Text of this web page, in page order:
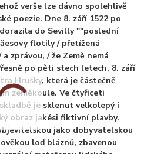
verše lze dávno spolehlivě
poezie. Dne 8. září 1522 po
do Sevilly ""poslední
flotily / přetížená
zprávou, / že Země nemá
po pěti stech letech, 8. září
Hrušky, která je částečně
zeměkoule. Ve čtyřiceti
je sklenut velkolepý i
obraz jakési fiktivní plavby.
jako dobyvatelskou
loď bláznů, zbavenou